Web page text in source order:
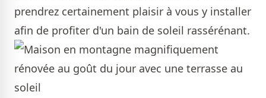
prendrez certainement plaisir à vous y installer
afin de profiter d'un bain de soleil rassérénant.